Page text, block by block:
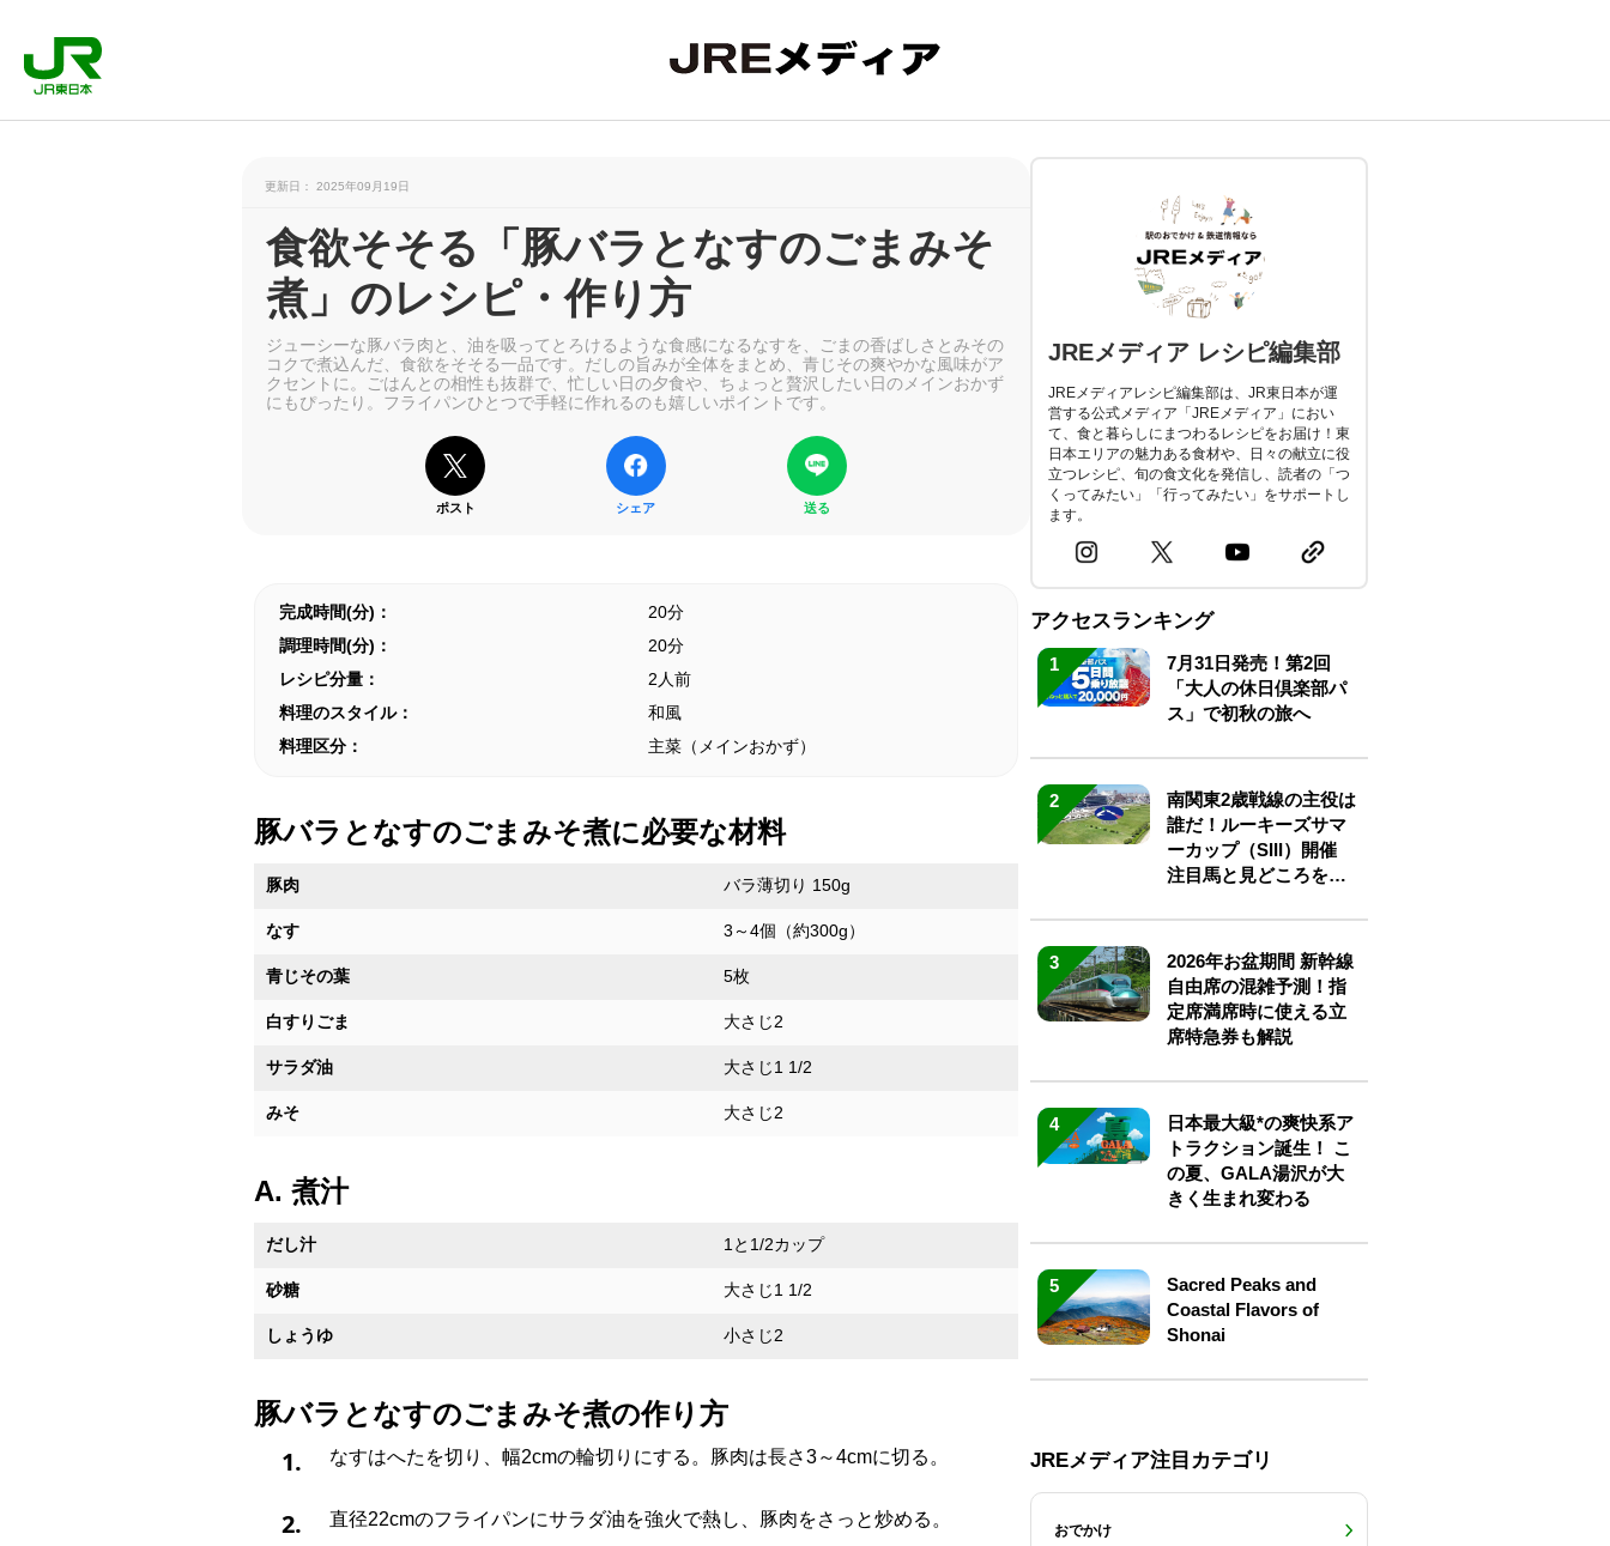
更新日： 2025年09月19日
食欲そそる「豚バラとなすのごまみそ
煮」のレシピ・作り方
ジューシーな豚バラ肉と、油を吸ってとろけるような食感になるなすを、ごまの香ばしさとみその
コクで煮込んだ、食欲をそそる一品です。だしの旨みが全体をまとめ、青じその爽やかな風味がア
クセントに。ごはんとの相性も抜群で、忙しい日の夕食や、ちょっと贅沢したい日のメインおかず
にもぴったり。フライパンひとつで手軽に作れるのも嬉しいポイントです。
ポスト シェア 送る
完成時間(分)：
20分
調理時間(分)：
20分
レシピ分量：
2人前
料理のスタイル：
和風
料理区分：
主菜（メインおかず）
豚バラとなすのごまみそ煮に必要な材料
豚肉 バラ薄切り 150g
なす 3～4個（約300g）
青じその葉 5枚
白すりごま 大さじ2
サラダ油 大さじ1 1/2
みそ 大さじ2
A. 煮汁
だし汁 1と1/2カップ
砂糖 大さじ1 1/2
しょうゆ 小さじ2
豚バラとなすのごまみそ煮の作り方
1.
なすはへたを切り、幅2cmの輪切りにする。豚肉は長さ3～4cmに切る。
2. 直径22cmのフライパンにサラダ油を強火で熱し、豚肉をさっと炒める。
JREメディア レシピ編集部
JREメディアレシピ編集部は、JR東日本が運
営する公式メディア「JREメディア」におい
て、食と暮らしにまつわるレシピをお届け！東
日本エリアの魅力ある食材や、日々の献立に役
立つレシピ、旬の食文化を発信し、読者の「つ
くってみたい」「行ってみたい」をサポートし
ます。
アクセスランキング
1
7月31日発売！第2回
「大人の休日倶楽部パ
ス」で初秋の旅へ
2
南関東2歳戦線の主役は
誰だ！ルーキーズサマ
ーカップ（SIII）開催
注目馬と見どころをチ
3
2026年お盆期間 新幹線
自由席の混雑予測！指
定席満席時に使える立
席特急券も解説
4
日本最大級*の爽快系ア
トラクション誕生！ こ
の夏、GALA湯沢が大
きく生まれ変わる
5
Sacred Peaks and
Coastal Flavors of
Shonai
JREメディア注目カテゴリ
おでかけ